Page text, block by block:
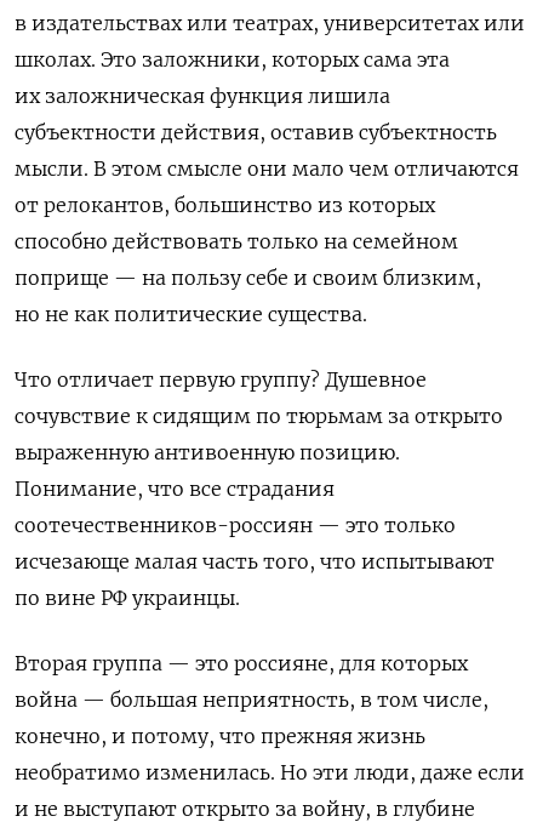
в издательствах или театрах, университетах или
школах. Это заложники, которых сама эта
их заложническая функция лишила
субъектности действия, оставив субъектность
мысли. В этом смысле они мало чем отличаются
от релокантов, большинство из которых
способно действовать только на семейном
поприще — на пользу себе и своим близким,
но не как политические существа.
Что отличает первую группу? Душевное
сочувствие к сидящим по тюрьмам за открыто
выраженную антивоенную позицию.
Понимание, что все страдания
соотечественников-россиян — это только
исчезающе малая часть того, что испытывают
по вине РФ украинцы.
Вторая группа — это россияне, для которых
война — большая неприятность, в том числе,
конечно, и потому, что прежняя жизнь
необратимо изменилась. Но эти люди, даже если
и не выступают открыто за войну, в глубине